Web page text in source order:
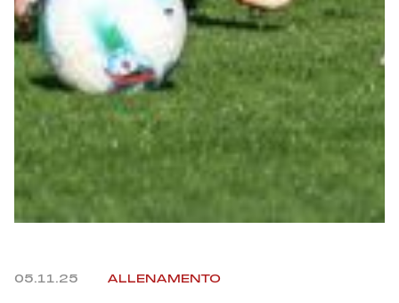
Isolani x Genoa
Gift Card Online Store
Fortissimo batte il mio cuor
05.11.25 ALLENAMENTO